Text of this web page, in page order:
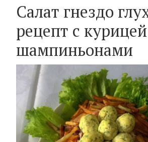
Салат гнездо
рецепт с
шампиньонами